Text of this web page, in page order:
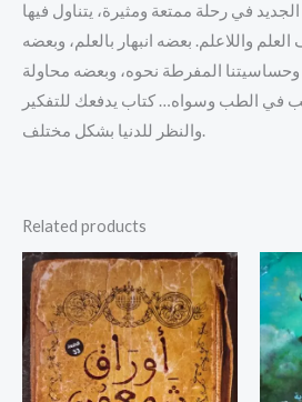
في رحلة ممتعة ومثيرة، يتناول فيها
واللاعلم. بعضه انبهار بالعلم، وبعضه
وحساسيتنا المفرطة نحوه، وبعضه محاولة
في الطب وسواه… كتاب يدفعك للتفكير
والنظر للدنيا بشكل مختلف.
Related products